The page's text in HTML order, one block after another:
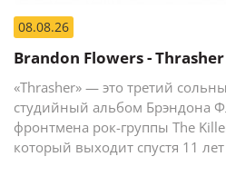
08.08.26
Brandon Flowers - Thrasher
«Thrasher» — это третий
студийный альбом Брэндона
фронтмена рок-группы The
который выходит спустя 11 лет